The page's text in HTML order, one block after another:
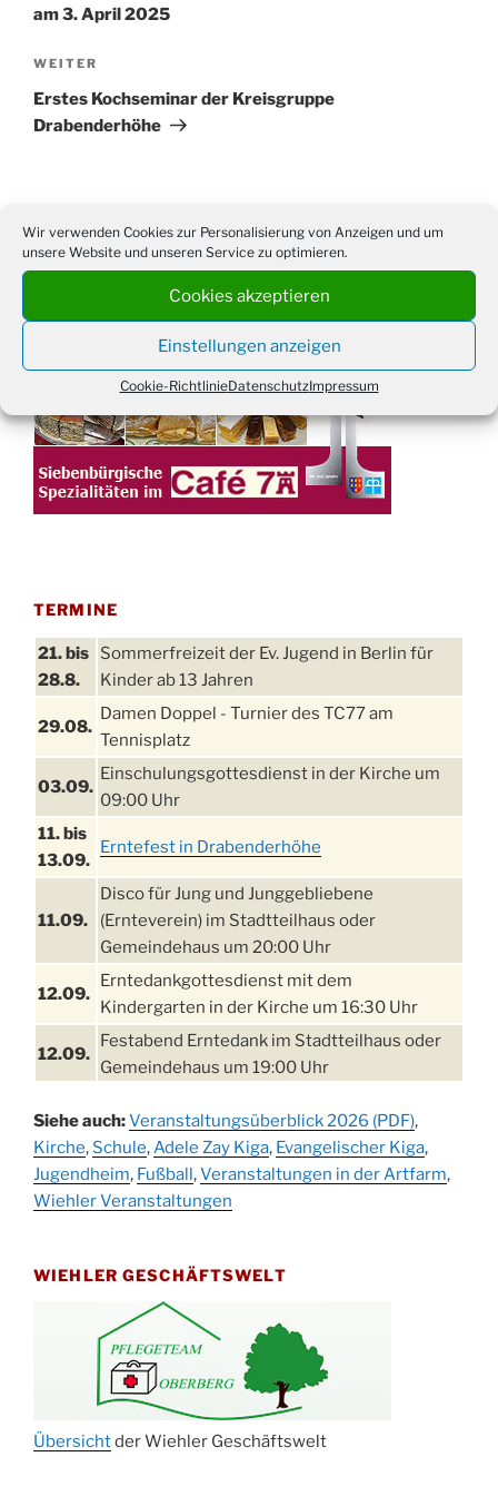
Wir verwenden Cookies zur Personalisierung von Anzeigen und um
unsere Website und unseren Service zu optimieren.
Cookies akzeptieren
Einstellungen anzeigen
Cookie-RichtlinieDatenschutzImpressum
am 3. April 2025
Nächster
Beitrag
WEITER
Erstes Kochseminar der Kreisgruppe
Drabenderhöhe
Suchen
nach:
TERMINE
21. bis
28.8.
Sommerfreizeit der Ev. Jugend in Berlin für
Kinder ab 13 Jahren
29.08.
Damen Doppel - Turnier des TC77 am
Tennisplatz
03.09.
Einschulungsgottesdienst in der Kirche um
09:00 Uhr
11. bis
13.09.
Erntefest in Drabenderhöhe
11.09.
Disco für Jung und Junggebliebene
(Ernteverein) im Stadtteilhaus oder
Gemeindehaus um 20:00 Uhr
12.09.
Erntedankgottesdienst mit dem
Kindergarten in der Kirche um 16:30 Uhr
12.09.
Festabend Erntedank im Stadtteilhaus oder
Gemeindehaus um 19:00 Uhr
13.09.
Stadtteilhaus um 14:00 Uhr
19.09.
Schlagerabend im Stadtteilhaus
Drabenderhöhe
Kinderbibeltag im Ev. Gemeindehaus von 10-
12 Uhr
Afterwork-Andacht um 18:00 Uhr in der
Kirche
Sandmännchen-Gottesdienst in der Kirche
Siehe auch:Veranstaltungsüberblick 2026 (PDF),
Kirche, Schule,Adele Zay Kiga, Evangelischer Kiga,
Jugendheim, Fußball,Veranstaltungen in der Artfarm,
Wiehler Veranstaltungen
WIEHLER GESCHÄFTSWELT
Übersichtder Wiehler Geschäftswelt